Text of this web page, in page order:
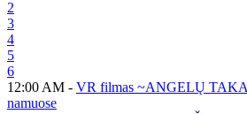
2
3
4
5
6
12:00 AM - VR filmas ~ANGELŲ
namuose